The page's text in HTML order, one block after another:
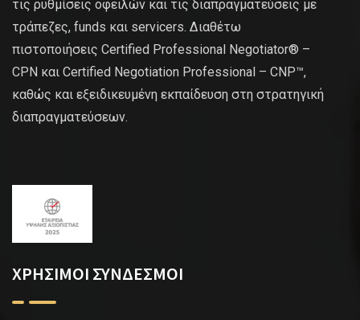
τις ρυθμίσεις οφειλών και τις διαπραγματεύσεις με
τράπεζες, funds και servicers. Διαθέτω
πιστοποιήσεις Certified Professional Negotiator® –
CPN και Certified Negotiation Professional – CNP™,
καθώς και εξειδικευμένη εκπαίδευση στη στρατηγική
διαπραγματεύσεων.
ΧΡΗΣΙΜΟΙ ΣΥΝΔΕΣΜΟΙ